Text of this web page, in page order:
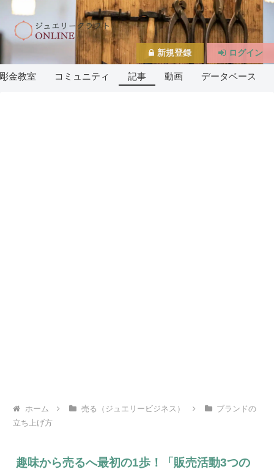
金教室 コミュニティ 記事 動画 データベース
ホーム 売る（ジュエリービジネス）
ブランドの
立ち上げ方
趣味から売るへ最初の1歩！「販売活動3つの
新規登録 ログイン